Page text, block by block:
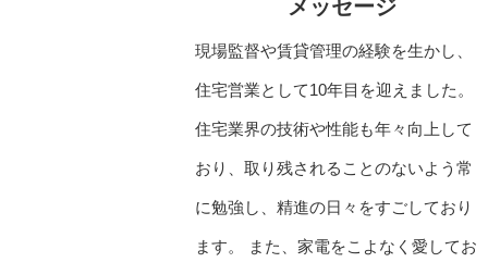
メッセージ
現場監督や賃貸管理の経験を生かし、
住宅営業として10年目を迎えました。
住宅業界の技術や性能も年々向上して
おり、取り残されることのないよう常
に勉強し、精進の日々をすごしており
ます。 また、家電をこよなく愛してお